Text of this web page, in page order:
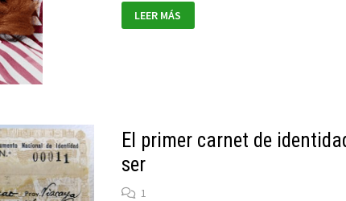
FAMOSOS
DE
ORIGEN
LEER MÁS
El primer carnet de
ser
1